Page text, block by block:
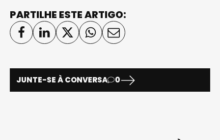
PARTILHE ESTE ARTIGO:
JUNTE-SE À CONVERSA 0